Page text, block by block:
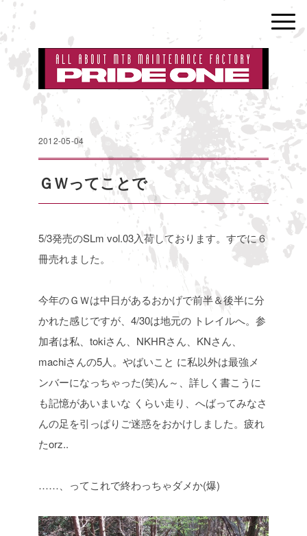
2012-05-04
ＧＷってことで
5/3発売のSLm vol.03入荷しております。すでに６
冊売れました。
今年のＧＷは中日があるおかげで前半＆後半に分
かれた感じですが、4/30は地元の トレイルへ。参
加者は私、tokiさん、NKHRさん、KNさん、
machiさんの5人。やばいこと に私以外は最強メ
ンバーになっちゃった(笑)ん～、詳しく書こうに
も記憶があいまいな くらい走り、へばってみなさ
んの足を引っぱりご迷惑をおかけしました。疲れ
たorz..
……、ってこれで終わっちゃダメか(爆)